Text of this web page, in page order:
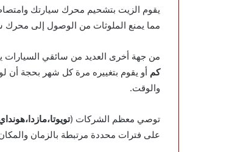
يقوم الزيت بتشحيم محرك سيارتك
مما يمنع الملوثات من الوصول إلى
من جهة أخرى العديد من سائقي السيارات
كم أو يقوم بتغييره مرة كل شهر بحجة أن
والوقت.
توصي معظم الشركات (
على فترات محددة مرتبطة بالزمان